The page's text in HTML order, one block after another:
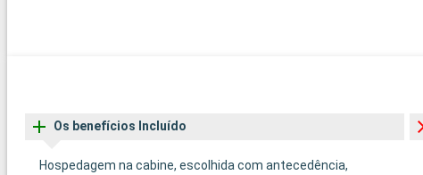
Os benefícios Incluído
Hospedagem na cabine, escolhida com antecedência,